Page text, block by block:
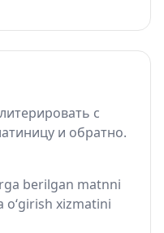
с
и обратно.
berilgan matnni
xizmatini